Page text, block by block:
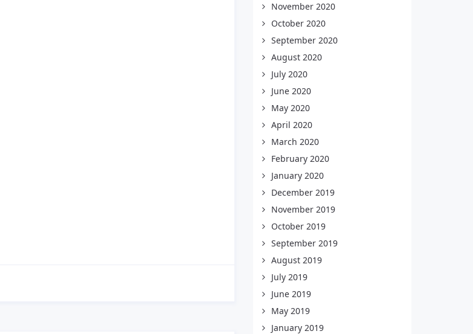
November 2020
October 2020
September 2020
August 2020
July 2020
June 2020
May 2020
April 2020
March 2020
February 2020
January 2020
December 2019
November 2019
October 2019
September 2019
August 2019
July 2019
June 2019
May 2019
January 2019